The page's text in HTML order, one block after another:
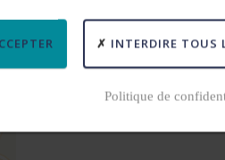
INTERDIRE TOUS
Politique de